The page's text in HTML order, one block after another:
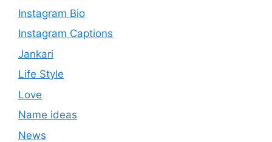
Instagram Bio
Instagram Captions
Jankari
Life Style
Love
Name ideas
News